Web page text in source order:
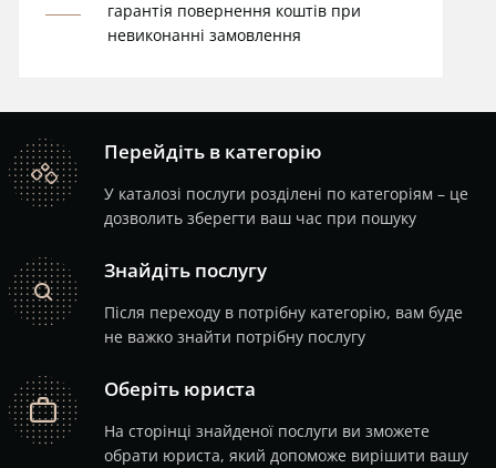
гарантія повернення коштів при
невиконанні замовлення
catalog
Перейдіть в категорію
У каталозі послуги розділені по категоріям – це
дозволить зберегти ваш час при пошуку
search
Знайдіть послугу
Після переходу в потрібну категорію, вам буде
не важко знайти потрібну послугу
job
Оберіть юриста
На сторінці знайденої послуги ви зможете
обрати юриста, який допоможе вирішити вашу